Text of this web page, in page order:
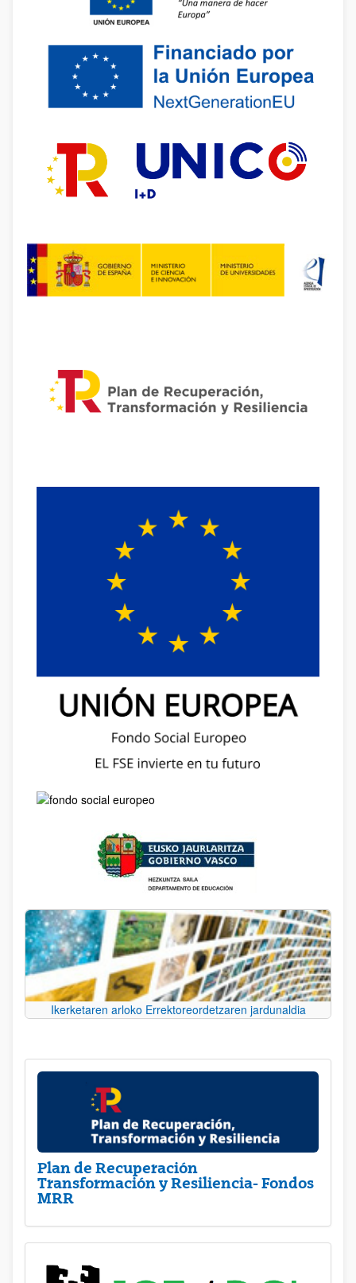
Ikerketaren arloko Errektoreordetzaren jardunaldia
Plan de Recuperación
Transformación y Resiliencia- Fondos
MRR